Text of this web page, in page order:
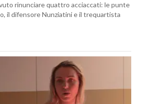
rinunciare quattro acciaccati: le punte
il difensore Nunziatini e il trequartista